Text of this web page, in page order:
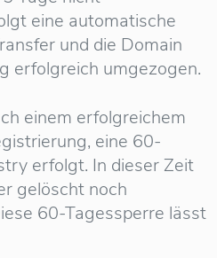
eine automatische
und die Domain
erfolgreich umgezogen.
einem erfolgreichem
eine 60-
erfolgt. In dieser Zeit
gelöscht noch
60-Tagessperre lässt